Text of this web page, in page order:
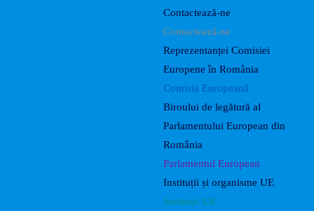
Contactează-ne
Contactează-ne
Reprezentanței Comisiei
Europene în România
Comisia Europeană
Biroului de legătură al
Parlamentului European din
România
Parlamentul European
Instituții și organisme UE
Instituții UE